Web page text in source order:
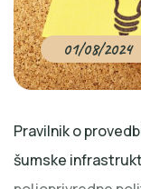
01/08/2024
Pravilnik o
šumske